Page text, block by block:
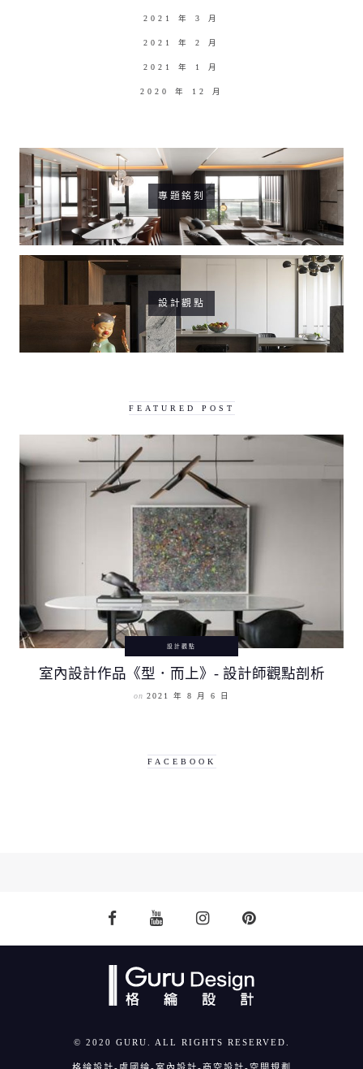
2021 年 3 月
2021 年 2 月
2021 年 1 月
2020 年 12 月
專題銘刻
設計觀點
FEATURED POST
設計觀點
室內設計作品《型．而上》- 設計師觀點剖析
on 2021 年 8 月 6 日
FACEBOOK
© 2020 GURU. ALL RIGHTS RESERVED.